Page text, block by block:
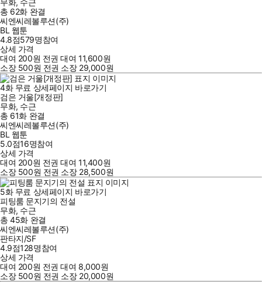
무화, 수근
총 62화 완결
씨엔씨레볼루션(주)
BL 웹툰
4.8점579명참여
상세 가격
대여 200원 전권 대여11,600원
소장 500원 전권 소장 29,000원
4화 무료 상세페이지 바로가기
검은 거울[개정판]
무화, 수근
총 61화 완결
씨엔씨레볼루션(주)
BL 웹툰
5.0점16명참여
상세 가격
대여 200원 전권 대여11,400원
소장 500원 전권 소장 28,500원
5화 무료 상세페이지 바로가기
피팅룸 문지기의 전설
무화, 수근
총 45화 완결
씨엔씨레볼루션(주)
판타지/SF
4.9점128명참여
상세 가격
대여 200원 전권 대여 8,000원
소장 500원 전권 소장 20,000원